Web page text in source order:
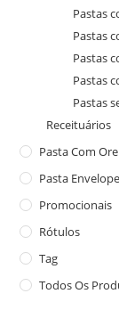
Pastas
Pastas
Pastas
Pastas
Pastas
Receituários
Pasta Com
Pasta Envelope
Promocionais
Rótulos
Tag
Todos Os